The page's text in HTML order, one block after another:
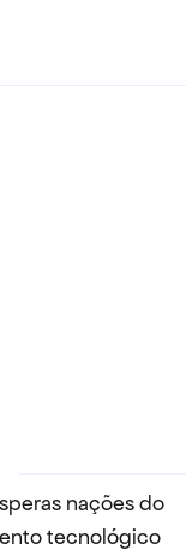
nações do
tecnológico